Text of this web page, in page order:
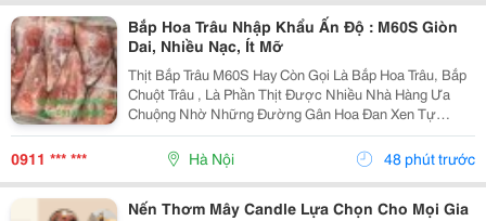
Bắp Hoa Trâu Nhập Khẩu Ấn Độ : M60S Giòn
Dai, Nhiều Nạc, Ít Mỡ
Thịt Bắp Trâu M60S Hay Còn Gọi Là Bắp Hoa Trâu, Bắp
Chuột Trâu , Là Phần Thịt Được Nhiều Nhà Hàng Ưa
Chuộng Nhờ Những Đường Gân Hoa Đan Xen Tự
Nhiên Trong Thớ Thịt . Khi Chế Biến, Phần Thịt Săn
Chắc, Ngọt Đậm, Kết Hợp Cùng Độ Giòn Dai Sần Sật
Của Gân...
0911 *** *** Hà Nội 48 phút trước
Nến Thơm Mây Candle Lựa Chọn Cho Mọi Gia